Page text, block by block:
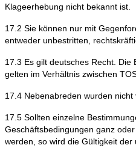
Klageerhebung nicht bekannt ist.
17.2 Sie können nur mit
entweder unbestritten,
17.3 Es gilt deutsches Recht.
gelten im Verhältnis zwischen
17.4 Nebenabreden wurden nicht
17.5 Sollten einzelne
Geschäftsbedingungen ganz
werden, so wird die Gültigkeit